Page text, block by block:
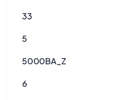
33
5
5000BA_Z
6